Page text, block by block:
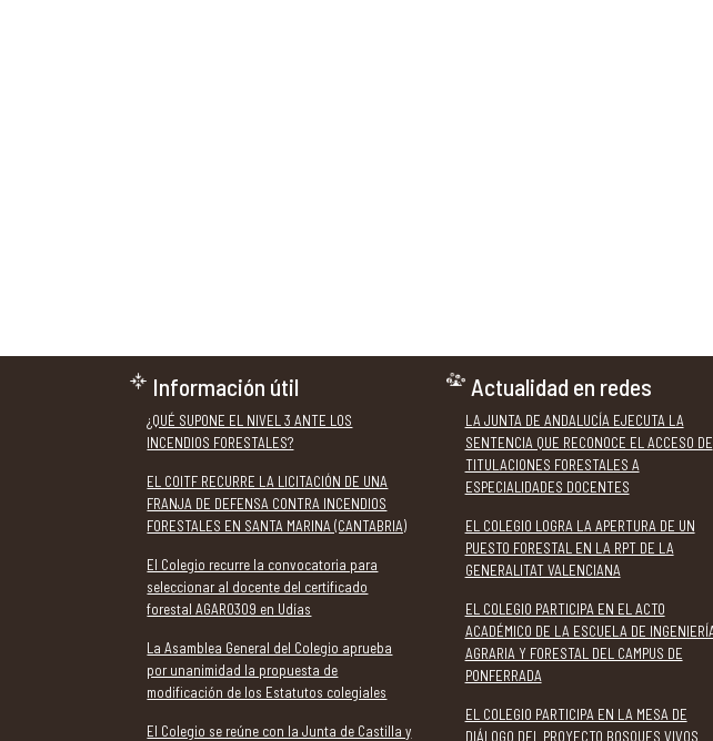
Información útil
¿QUÉ SUPONE EL NIVEL 3 ANTE LOS
INCENDIOS FORESTALES?
EL COITF RECURRE LA LICITACIÓN DE UNA
FRANJA DE DEFENSA CONTRA INCENDIOS
FORESTALES EN SANTA MARINA (CANTABRIA)
El Colegio recurre la convocatoria para
seleccionar al docente del certificado
forestal AGAR0309 en Udías
La Asamblea General del Colegio aprueba
por unanimidad la propuesta de
modificación de los Estatutos colegiales
El Colegio se reúne con la Junta de Castilla y
Actualidad en redes
LA JUNTA DE ANDALUCÍA EJECUTA LA
SENTENCIA QUE RECONOCE EL ACCESO DE
TITULACIONES FORESTALES A
ESPECIALIDADES DOCENTES
EL COLEGIO LOGRA LA APERTURA DE UN
PUESTO FORESTAL EN LA RPT DE LA
GENERALITAT VALENCIANA
EL COLEGIO PARTICIPA EN EL ACTO
ACADÉMICO DE LA ESCUELA DE
AGRARIA Y FORESTAL DEL CAMPUS DE
PONFERRADA
EL COLEGIO PARTICIPA EN LA MESA DE
DIÁLOGO DEL PROYECTO BOSQUES VIVOS